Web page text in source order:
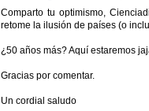
Comparto tu optimismo,
retome la ilusión de países (o
¿50 años más? Aquí estaremos
Gracias por comentar.
Un cordial saludo